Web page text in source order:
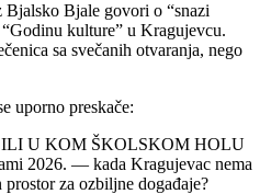
Bjale govori o “snazi
kulture” u Kragujevcu.
sa svečanih otvaranja, nego
uporno preskače:
U KOM ŠKOLSKOM HOLU
2026. — kada Kragujevac nema
za ozbiljne događaje?